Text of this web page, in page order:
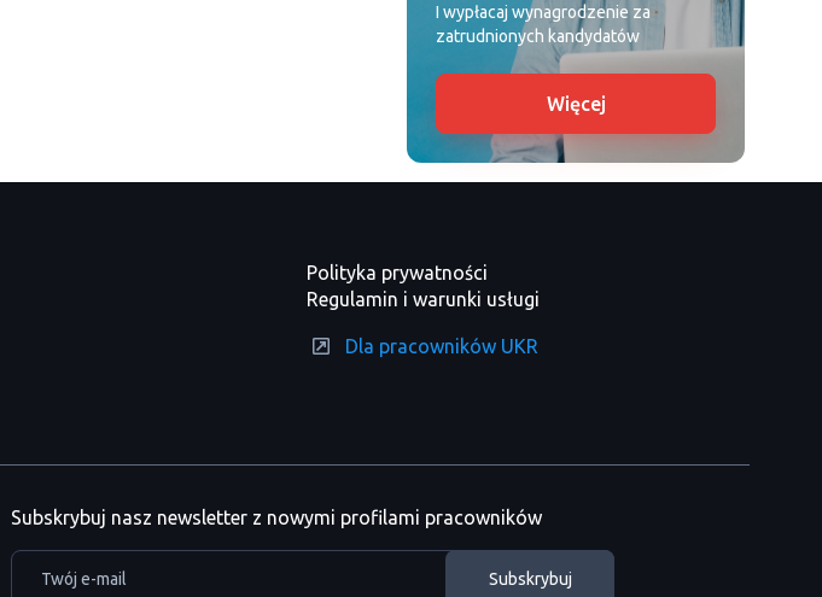
I wypłacaj wynagrodzenie za
zatrudnionych kandydatów
Więcej
Polityka prywatności
Regulamin i warunki usługi
Dla pracowników UKR
Subskrybuj nasz newsletter z nowymi profilami pracowników